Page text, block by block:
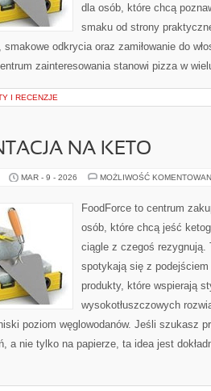
dla osób, które chcą
smaku od strony
odkrycia oraz zamiłowanie do
zainteresowania stanowi pizza w
I RECENZJE
NA KETO
MAR - 9 - 2026 MOŻLIWOŚĆ
FoodForce to centrum
osób, które chcą jeść
ciągle z czegoś
spotykają się z
produkty, które wspierają
wysokotłuszczowych
poziom węglowodanów. Jeśli szukasz
a nie tylko na papierze, ta idea jest